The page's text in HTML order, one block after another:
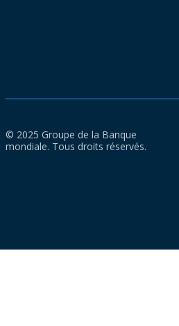
© 2025 Groupe de la Banque
mondiale. Tous droits réservés.